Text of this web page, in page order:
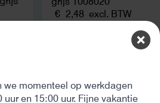
€ 2,48 excl. BTW
we momenteel op werkdagen
en 15:00 uur. Fijne vakantie